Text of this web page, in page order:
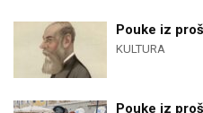
Pouke iz
KULTURA
Pouke iz